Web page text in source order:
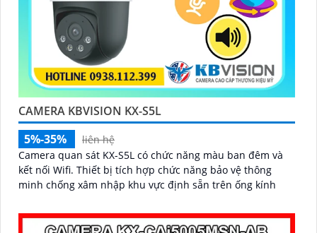
CAMERA KBVISION KX-S5L
5%-35%
liên hệ
Camera quan sát KX-S5L có chức năng màu ban đêm và
kết nối Wifi. Thiết bị tích hợp chức năng bảo vệ thông
minh chống xâm nhập khu vực định sẵn trên ống kính